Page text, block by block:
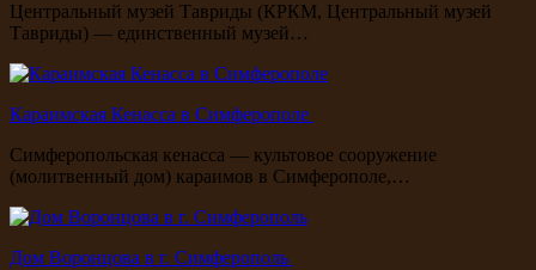
Центральный музей Тавриды (КРКМ, Центральный музей
Тавриды) — единственный музей…
Караимская Кенасса в Симферополе
Симферопольская кенасса — культовое сооружение
(молитвенный дом) караимов в Симферополе,…
Дом Воронцова в г. Симферополь